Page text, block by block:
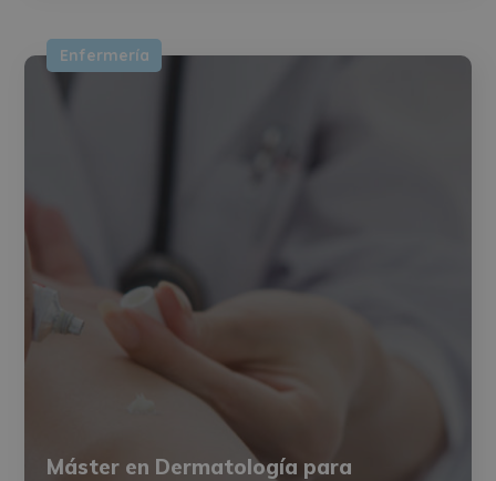
Enfermería
Máster en Dermatología para